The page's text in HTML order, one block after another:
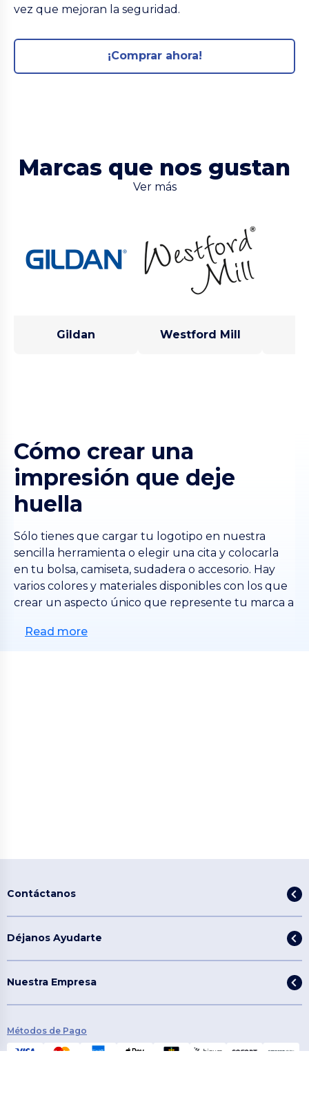
vez que mejoran la seguridad.
¡Comprar ahora!
Marcas que nos gustan
Ver más
Gildan Westford Mill
Cómo crear una
impresión que deje
huella
Sólo tienes que cargar tu logotipo en nuestra
sencilla herramienta o elegir una cita y colocarla
en tu bolsa, camiseta, sudadera o accesorio. Hay
varios colores y materiales disponibles con los que
crear un aspecto único que represente tu marca a
Read more
Métodos de Pago
Contáctanos
Déjanos Ayudarte
Nuestra Empresa